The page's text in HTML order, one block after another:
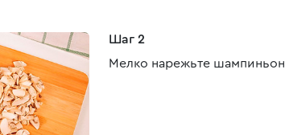
Шаг 2
Мелко нарежьте